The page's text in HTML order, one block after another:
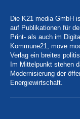
Die K21 media GmbH
auf Publikationen für
Print- als auch im
Kommune21, move
Verlag ein breites
Im Mittelpunkt stehen
Modernisierung der
Energiewirtschaft.